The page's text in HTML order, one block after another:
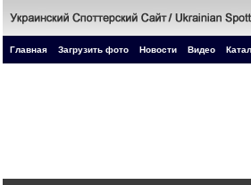
Главная Загрузить фото Новости Видео